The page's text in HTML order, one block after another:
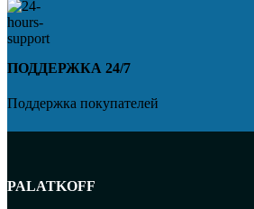
ПОДДЕРЖКА 24/7
Поддержка покупателей
PALATKOFF